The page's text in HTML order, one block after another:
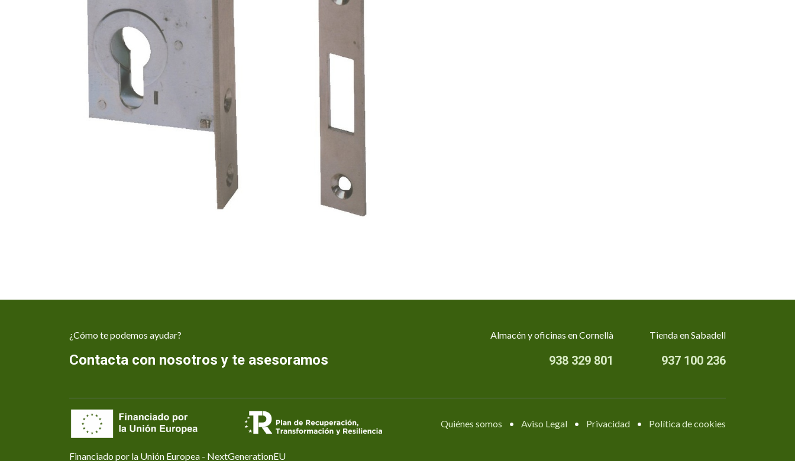
¿Cómo te podemos ayudar?
Contacta con nosotros y te asesoramos
Almacén y oficinas en Cornellà
938 329 801
Tienda en Sabadell
937 100 236
Quiénes somos • Aviso Legal • Privacidad • Política de cookies
Financiado por la Unión Europea - NextGenerationEU